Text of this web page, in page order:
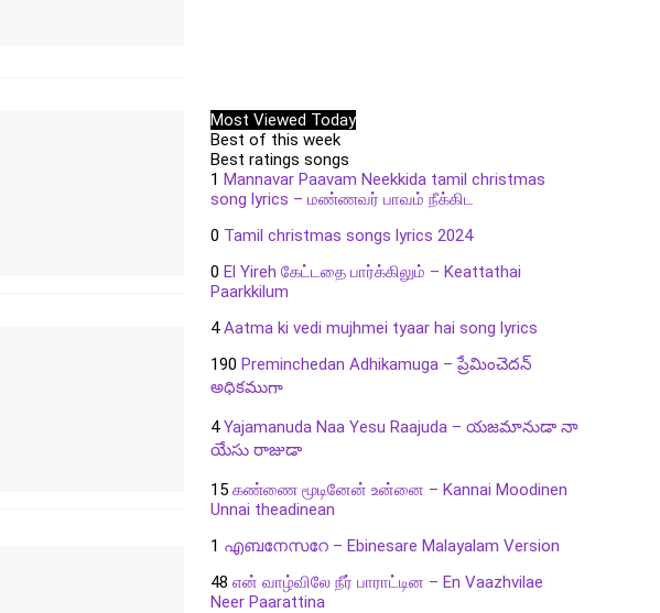
Most Viewed Today
Best of this week
Best ratings songs
1 Mannavar Paavam Neekkida tamil christmas
song lyrics – மண்ணவர் பாவம் நீக்கிட
0 Tamil christmas songs lyrics 2024
0 El Yireh கேட்டதை பார்க்கிலும் – Keattathai
Paarkkilum
4 Aatma ki vedi mujhmei tyaar hai song lyrics
190 Preminchedan Adhikamuga – ప్రేమించెదన్
అధికముగా
4 Yajamanuda Naa Yesu Raajuda – యజమానుడా నా
యేసు రాజుడా
15 கண்ணை மூடினேன் உன்னை – Kannai Moodinen
Unnai theadinean
1 എബനേസറേ – Ebinesare Malayalam Version
48 என் வாழ்விலே நீர் பாராட்டின – En Vaazhvilae
Neer Paarattina